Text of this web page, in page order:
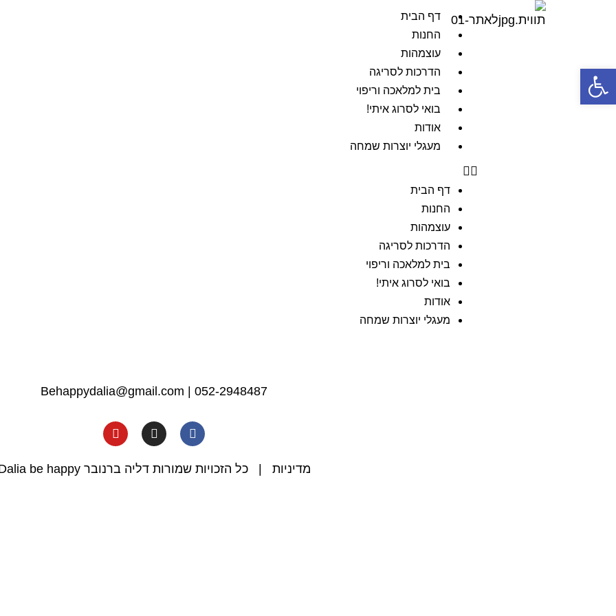
דף הבית
החנות
עוצמהות
הדרכות לסריגה
בית למלאכה וריפוי
בואי לסרוג איתי!
אודות
מעגלי יוצרות שמחה
דף הבית
החנות
עוצמהות
הדרכות לסריגה
בית למלאכה וריפוי
בואי לסרוג איתי!
אודות
מעגלי יוצרות שמחה
Behappydalia@gmail.com 052-2948487
מדיניות | כל הזכויות שמורות דליה ברנובר Dalia be happy
פתח סרגל נגישות